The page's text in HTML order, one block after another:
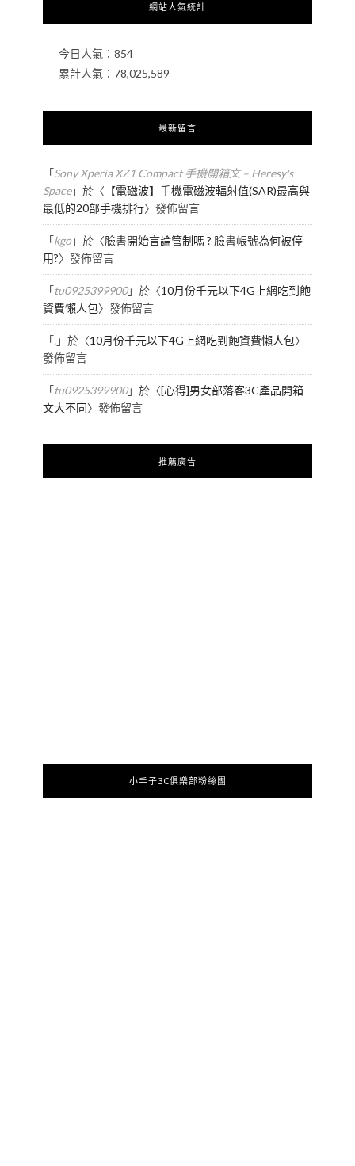
網站人氣統計
今日人氣： 854
累計人氣： 78,025,589
最新留言
「Sony Xperia XZ1 Compact 手機開箱文 – Heresy's
Space」於〈 【電磁波】手機電磁波輻射值(SAR)最高與
最低的20部手機排行〉發佈留言
「kgo」於〈臉書開始言論管制嗎 ? 臉書帳號為何被停
用?〉發佈留言
「tu0925399900」於〈10月份千元以下4G上網吃到飽
資費懶人包〉發佈留言
「.」於〈10月份千元以下4G上網吃到飽資費懶人包〉
發佈留言
「tu0925399900」於〈[心得]男女部落客3C產品開箱
文大不同〉發佈留言
推薦廣告
小丰子3C俱樂部粉絲團